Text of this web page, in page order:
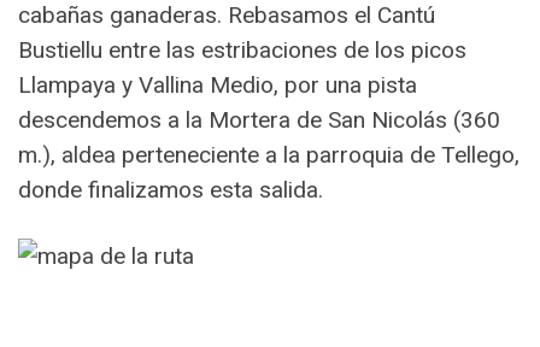
cabañas ganaderas. Rebasamos el Cantú
Bustiellu entre las estribaciones de los picos
Llampaya y Vallina Medio, por una pista
descendemos a la Mortera de San Nicolás (360
m.), aldea perteneciente a la parroquia de Tellego,
donde finalizamos esta salida.